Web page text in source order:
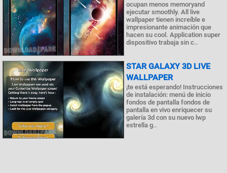
ocupan menos memoryand
ejecutar smoothly. All live
wallpaper tienen increíble e
impresionante animación que
hacen su cool. Application super
dispositivo trabaja sin c..
STAR GALAXY 3D LIVE
WALLPAPER
¡te está esperando! Instrucciones
de instalación: menú de inicio
fondos de pantalla fondos de
pantalla en vivo enriquecer su
galería 3d con su nuevo lwp
estrella g..